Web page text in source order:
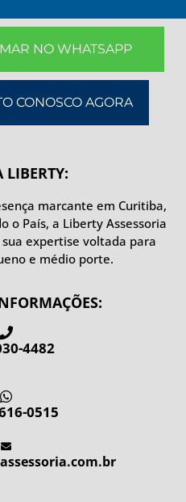
NO WHATSAPP
CONOSCO AGORA
LIBERTY:
marcante em Curitiba,
o País, a Liberty Assessoria
expertise voltada para
e médio porte.
4482
0515